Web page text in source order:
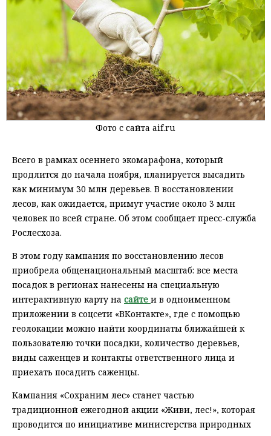
Фото с сайта aif.ru
Всего в рамках осеннего экомарафона, который
продлится до начала ноября, планируется высадить
как минимум 30 млн деревьев. В восстановлении
лесов, как ожидается, примут участие около 3 млн
человек по всей стране. Об этом сообщает пресс-служба
Рослесхоза.
В этом году кампания по восстановлению лесов
приобрела общенациональный масштаб: все места
посадок в регионах нанесены на специальную
интерактивную карту на сайте и в одноименном
приложении в соцсети «ВКонтакте», где с помощью
геолокации можно найти координаты ближайшей к
пользователю точки посадки, количество деревьев,
виды саженцев и контакты ответственного лица и
приехать посадить саженцы.
Кампания «Сохраним лес» станет частью
традиционной ежегодной акции «Живи, лес!», которая
проводится по инициативе министерства природных